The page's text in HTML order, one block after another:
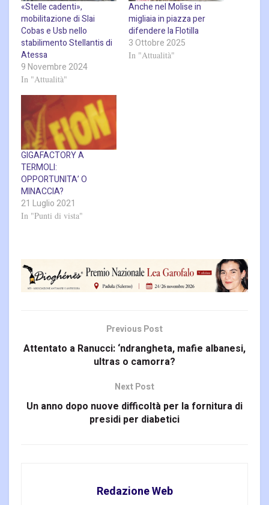
«Stelle cadenti»,
mobilitazione di Slai
Cobas e Usb nello
stabilimento Stellantis di
Atessa
9 Novembre 2024
In "Attualità"
Anche nel Molise in
migliaia in piazza per
difendere la Flotilla
3 Ottobre 2025
In "Attualità"
GIGAFACTORY A
TERMOLI:
OPPORTUNITA’ O
MINACCIA?
21 Luglio 2021
In "Punti di vista"
Previous Post
Attentato a Ranucci: ‘ndrangheta, mafie albanesi,
ultras o camorra?
Next Post
Un anno dopo nuove difficoltà per la fornitura di
presidi per diabetici
Redazione Web